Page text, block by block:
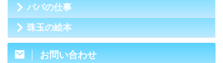
パパの仕事
珠玉の絵本
お問い合わせ